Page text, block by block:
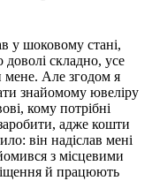
у шоковому стані,
складно, усе
Але згодом я
знайомому ювеліру
кому потрібні
адже кошти
він надіслав мені
з місцевими
й працюють